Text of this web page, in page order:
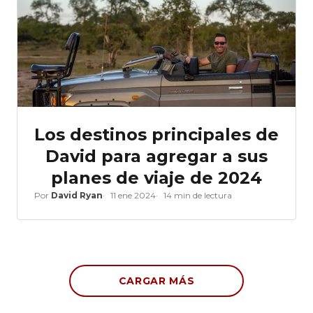
Los destinos principales de
David para agregar a sus
planes de viaje de 2024
Por David Ryan 11 ene 2024 14 min de lectura
CARGAR MÁS